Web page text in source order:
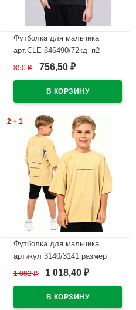
Футболка для мальчика
арт.CLE 846490/72кд_п2
размер 34/134-42/158 цвет
850₽ 756,50 ₽
2 + 1
Футболка для мальчика
артикул 3140/3141 размер
36/140-46/170 цвет бежевый
1 082₽ 1 018,40 ₽